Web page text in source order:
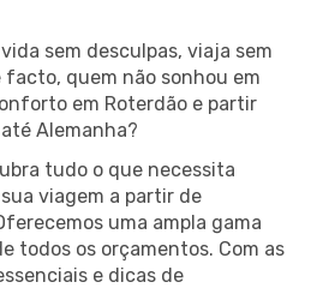
sem desculpas, viaja sem
facto, quem não sonhou em
em Roterdão e partir
Alemanha?
tudo o que necessita
viagem a partir de
uma ampla gama
todos os orçamentos. Com as
e dicas de